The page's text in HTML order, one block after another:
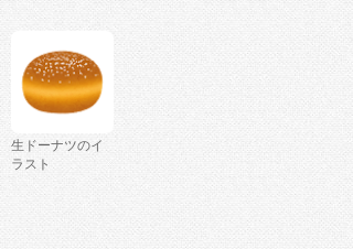
生ドーナツのイ
ラスト